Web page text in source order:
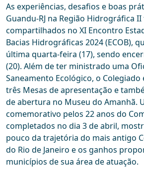
As experiências, desafios e boas
Guandu-RJ na Região Hidrográfica
compartilhados no XI Encontro
Bacias Hidrográficas 2024 (ECOB),
última quarta-feira (17), sendo
(20). Além de ter ministrado uma
Saneamento Ecológico, o
três Mesas de apresentação e
de abertura no Museu do Amanhã.
comemorativo pelos 22 anos do
completados no dia 3 de abril,
pouco da trajetória do mais antigo
do Rio de Janeiro e os ganhos
municípios de sua área de atuação.